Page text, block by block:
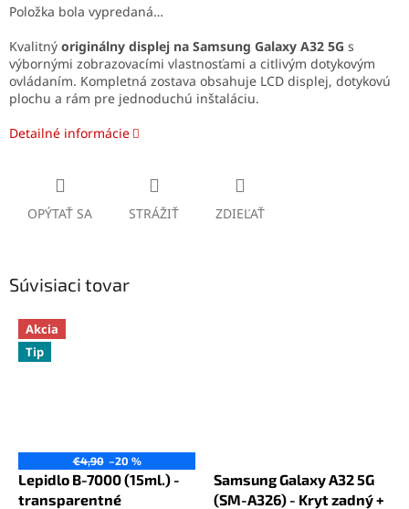
Položka bola vypredaná…
Kvalitný originálny displej na Samsung Galaxy A32 5G s
výbornými zobrazovacími vlastnosťami a citlivým dotykovým
ovládaním. Kompletná zostava obsahuje LCD displej, dotykovú
plochu a rám pre jednoduchú inštaláciu.
Detailné informácie
OPÝTAŤ SA STRÁŽIŤ ZDIEĽAŤ
Súvisiaci tovar
Akcia
Tip
€4,90 –20 %
Lepidlo B-7000 (15ml.) -
transparentné
Samsung Galaxy A32 5G
(SM-A326) - Kryt zadný +